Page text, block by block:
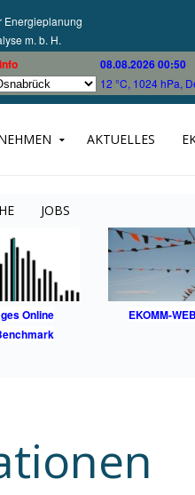
Energieplanung
m. b. H.
08.08.2026 00:50
12 °C, 1024 hPa,
AKTUELLES
JOBS
Online
EKOMM-